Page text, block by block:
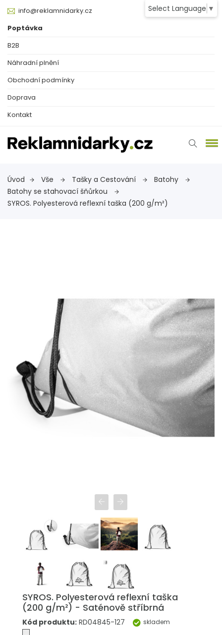
Select Language ▼
info@reklamnidarky.cz
Poptávka
B2B
Náhradní plnění
Obchodní podmínky
Doprava
Kontakt
Úvod Vše Tašky a Cestování
Batohy
Batohy se stahovací šňůrkou
SYROS. Polyesterová reflexní taška (200 g/m²)
SYROS. Polyesterová reflexní taška
(200 g/m²) - Saténově stříbrná
Kód produktu: RD04845-127 skladem